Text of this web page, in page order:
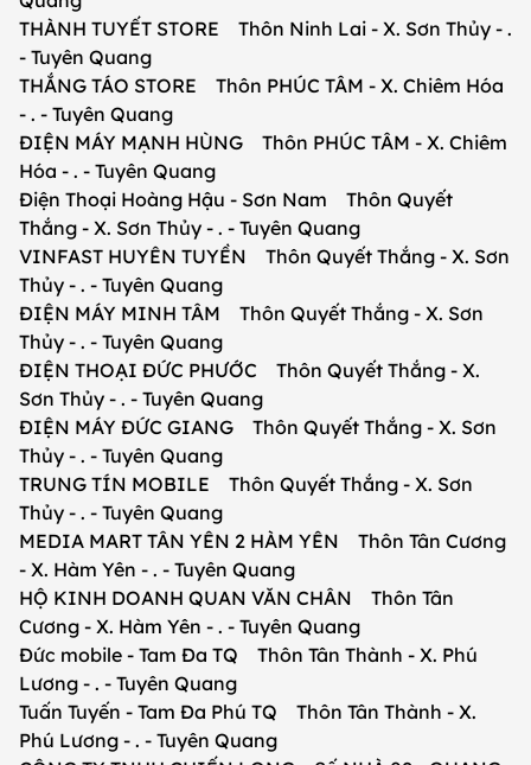
THÀNH TUYẾT STORE Thôn Ninh Lai - X. Sơn Thủy - .
- Tuyên Quang
THẮNG TÁO STORE Thôn PHÚC TÂM - X. Chiêm Hóa
- . - Tuyên Quang
ĐIỆN MÁY MẠNH HÙNG Thôn PHÚC TÂM - X. Chiêm
Hóa - . - Tuyên Quang
Điện Thoại Hoàng Hậu - Sơn Nam Thôn Quyết
Thắng - X. Sơn Thủy - . - Tuyên Quang
VINFAST HUYÊN TUYỀN Thôn Quyết Thắng - X. Sơn
Thủy - . - Tuyên Quang
ĐIỆN MÁY MINH TÂM Thôn Quyết Thắng - X. Sơn
Thủy - . - Tuyên Quang
ĐIỆN THOẠI ĐỨC PHƯỚC Thôn Quyết Thắng - X.
Sơn Thủy - . - Tuyên Quang
ĐIỆN MÁY ĐỨC GIANG Thôn Quyết Thắng - X. Sơn
Thủy - . - Tuyên Quang
TRUNG TÍN MOBILE Thôn Quyết Thắng - X. Sơn
Thủy - . - Tuyên Quang
MEDIA MART TÂN YÊN 2 HÀM YÊN Thôn Tân Cương
- X. Hàm Yên - . - Tuyên Quang
HỘ KINH DOANH QUAN VĂN CHÂN Thôn Tân
Cương - X. Hàm Yên - . - Tuyên Quang
Đức mobile - Tam Đa TQ Thôn Tân Thành - X. Phú
Lương - . - Tuyên Quang
Tuấn Tuyến - Tam Đa Phú TQ Thôn Tân Thành - X.
Phú Lương - . - Tuyên Quang